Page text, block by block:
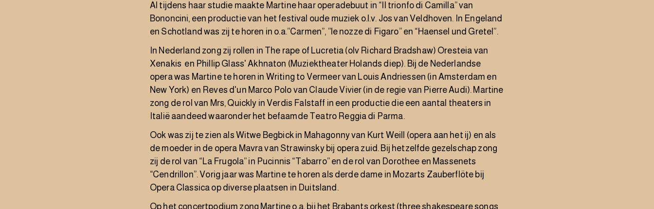
Al tijdens haar studie maakte Martine haar operadebuut in “Il trionfo di Camilla” van
Bononcini, een productie van het festival oude muziek o.l.v. Jos van Veldhoven. In Engeland
en Schotland was zij te horen in o.a.”Carmen”, ”le nozze di Figaro” en “Haensel und Gretel”.
In Nederland zong zij rollen in The rape of Lucretia (olv Richard Bradshaw) Oresteia van
Xenakis en Phillip Glass' Akhnaton (Muziektheater Holands diep). Bij de Nederlandse
opera was Martine te horen in Writing to Vermeer van Louis Andriessen (in Amsterdam en
New York) en Reves d'un Marco Polo van Claude Vivier (in de regie van Pierre Audi). Martine
zong de rol van Mrs, Quickly in Verdis Falstaff in een productie die een aantal theaters in
Italië aandeed waaronder het befaamde Teatro Reggia di Parma.
Ook was zij te zien als Witwe Begbick in Mahagonny van Kurt Weill (opera aan het ij) en als
de moeder in de opera Mavra van Strawinsky bij opera zuid. Bij hetzelfde gezelschap zong
zij de rol van “La Frugola” in Pucinnis “Tabarro” en de rol van Dorothee en Massenets
“Cendrillon”. Vorig jaar was Martine te horen als derde dame in Mozarts Zauberflöte bij
Opera Classica op diverse plaatsen in Duitsland.
Op het concertpodium zong Martine o.a. bij het Brabants orkest (three shakespeare songs